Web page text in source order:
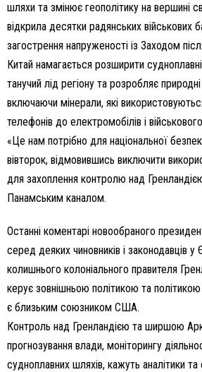
шляхи та змінює геополітику на вершині
відкрила десятки радянських військових
загострення напруженості із Заходом
Китай намагається розширити
танучий лід регіону та розробляє
включаючи мінерали, які
телефонів до електромобілів і
«Це нам потрібно для національної
вівторок, відмовившись виключити
для захоплення контролю над
Панамським каналом.
Останні коментарі новообраного
серед деяких чиновників і законодавців у
колишнього колоніального правителя
керує зовнішньою політикою та
є близьким союзником США.
Контроль над Гренландією та ширшою
прогнозування влади, моніторингу
судноплавних шляхів, кажуть аналітики та